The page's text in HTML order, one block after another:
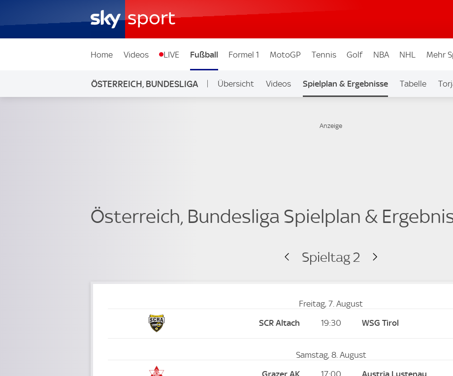
Home Videos LIVE Fußball Formel 1 MotoGP Tennis Golf NBA NHL Mehr
ÖSTERREICH, BUNDESLIGA Übersicht Videos Spielplan & Ergebnisse Tabelle
Österreich, Bundesliga Spielplan &
Spieltag 2
Freitag, 7. August
SCR Altach
19:30 WSG Tirol
Samstag, 8. August
Grazer AK
17:00 Austria Lustenau